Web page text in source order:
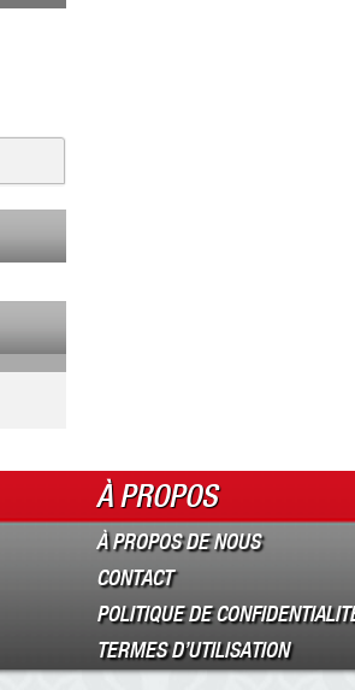
À PROPOS
À PROPOS DE NOUS
CONTACT
POLITIQUE DE
TERMES D’UTILISATION